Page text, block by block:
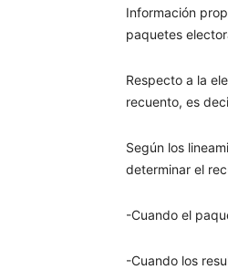
Información
paquetes
Respecto a la
recuento, es
Según los
determinar el
-Cuando el
-Cuando los